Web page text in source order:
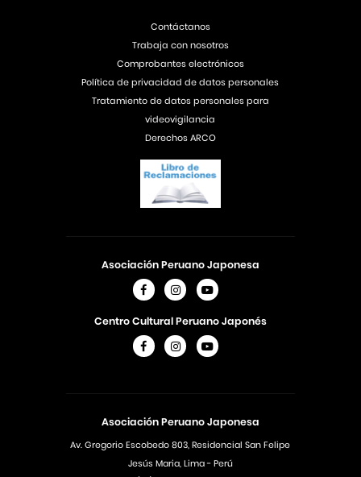
Asociación Peruano Japonesa
Av. Gregorio Escobedo 803, Residencial San Felipe
Jesús Maria, Lima - Perú
Asociación Peruano Japonesa
Centro Cultural Peruano Japonés
Contáctanos
Trabaja con nosotros
Comprobantes electrónicos
Política de privacidad de datos personales
Tratamiento de datos personales para
videovigilancia
Derechos ARCO